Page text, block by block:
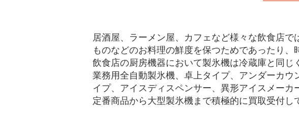
居酒屋、ラーメン屋、カフェなど様々な飲食店
ものなどのお料理の鮮度を保つためであったり、
飲食店の厨房機器において製氷機は冷蔵庫と同じ
業務用全自動製氷機、卓上タイプ、アンダーカ
イプ、アイスディスペンサー、異形アイスメーカ
定番商品から大型製氷機まで積極的に買取受付し